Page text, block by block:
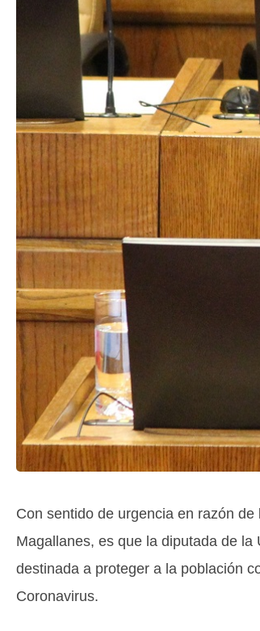
Con sentido de urgencia en razón
Magallanes, es que la diputada de
destinada a proteger a la población
Coronavirus.